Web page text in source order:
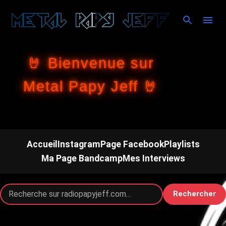
Accéder au contenu principal
🤘 Bienvenue sur
Metal Papy Jeff 🤘
Accueil InstagramPage FacebookPlaylists
Ma Page BandcampMes Interviews
Rechercher